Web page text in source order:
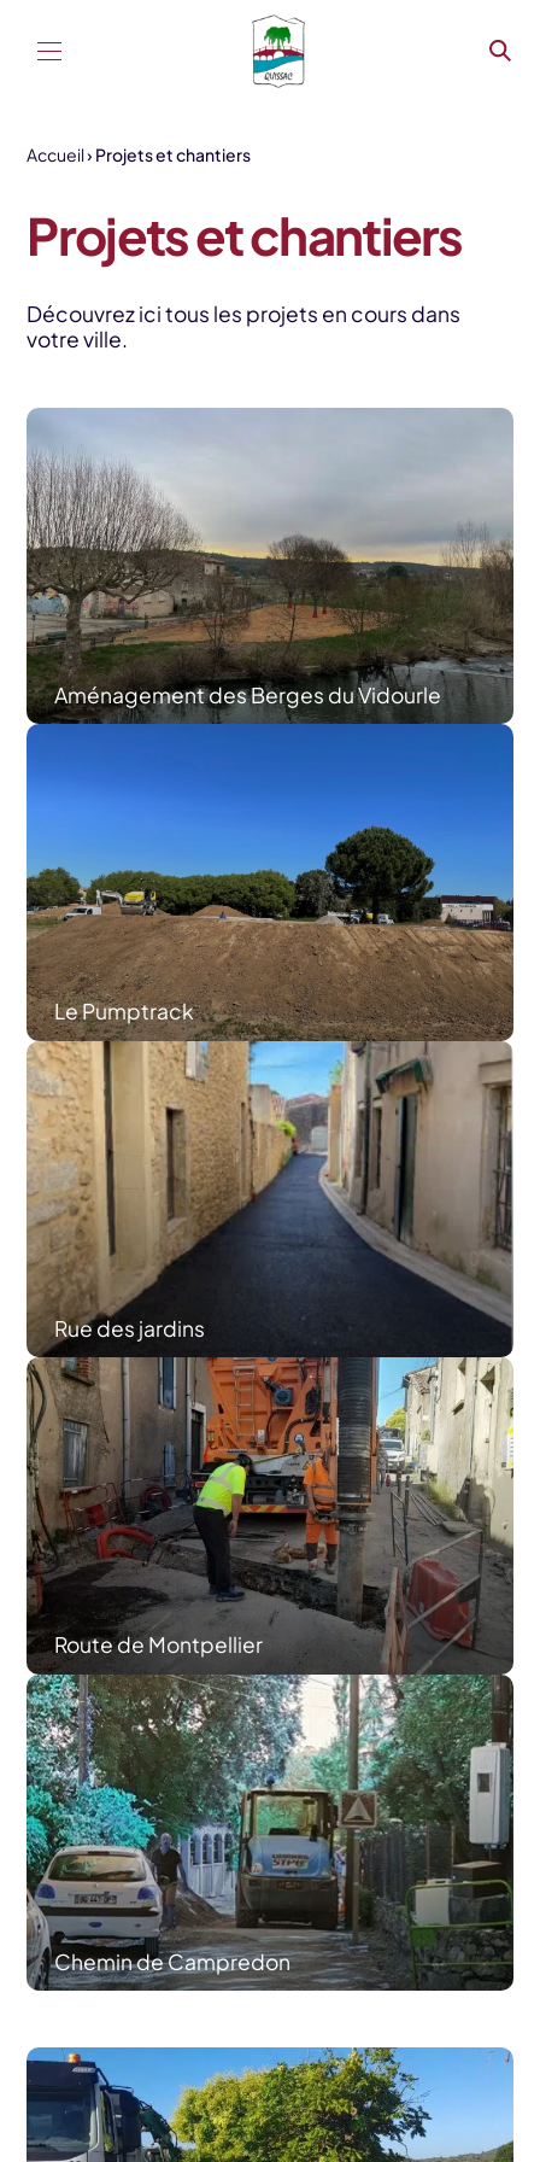
Accueil Projets et chantiers
Projets et chantiers
Découvrez ici tous les projets en cours dans
votre ville.
Aménagement des Berges du Vidourle
Le Pumptrack
Rue des jardins
Route de Montpellier
Chemin de Campredon